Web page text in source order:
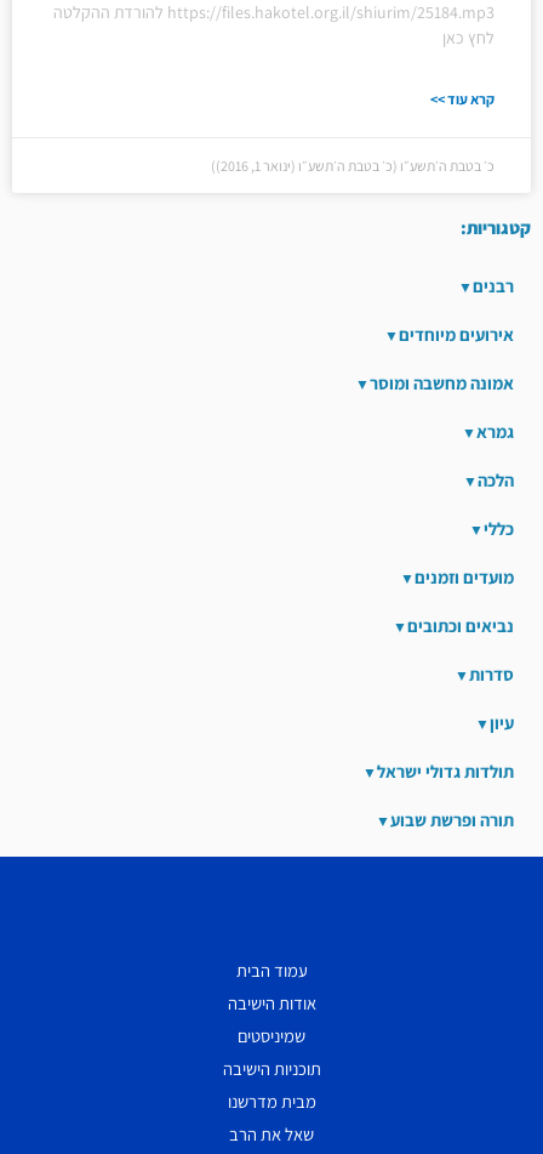
https://files.hakotel.org.il/shiurim/25184.mp3 להורדת ההקלטה
לחץ כאן
קרא עוד >>
כ׳ בטבת ה׳תשע״ו (כ׳ בטבת ה׳תשע״ו (ינואר 1, 2016))
קטגוריות:
רבנים
אירועים מיוחדים
אמונה מחשבה ומוסר
גמרא
הלכה
כללי
מועדים וזמנים
נביאים וכתובים
סדרות
עיון
תולדות גדולי ישראל
תורה ופרשת שבוע
עמוד הבית
אודות הישיבה
שמיניסטים
תוכניות הישיבה
מבית מדרשנו
שאל את הרב